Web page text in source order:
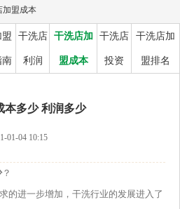
加盟成本
盟
南
干洗店
利润
干洗店加
盟成本
干洗店
投资
干洗店加
盟排名
本多少 利润多少
01-04 10:15
？
进一步增加，干洗行业的发展进入了